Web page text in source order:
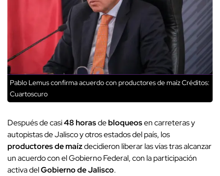
Pablo Lemus confirma acuerdo con productores de maízCréditos:
Cuartoscuro
Después de casi48 horasdebloqueosen carreteras y
autopistas de Jalisco y otros estados del país, los
productores de maízdecidieron liberar las vías tras alcanzar
un acuerdo con el Gobierno Federal, con la participación
activa delGobierno de Jalisco.